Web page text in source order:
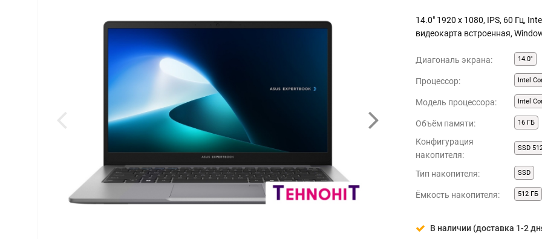
14.0" 1920 x 1080, IPS, 60 Гц,
видеокарта встроенная,
Диагональ экрана: 14.0"
Процессор: Intel
Модель процессора: Intel
Объём памяти: 16 ГБ
Конфигурация
накопителя:
SSD
Тип накопителя: SSD
Ёмкость накопителя: 512 ГБ
В наличии (доставка 1-2